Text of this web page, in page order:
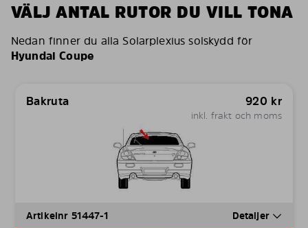
VÄLJ ANTAL RUTOR DU VILL TONA
Nedan finner du alla Solarplexius solskydd för
Hyundai Coupe
Bakruta 920 kr
inkl. frakt och moms
Artikelnr 51447-1 Detaljer